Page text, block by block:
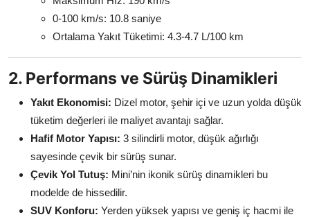
0-100 km/s: 10.8 saniye
Ortalama Yakıt Tüketimi: 4.3-4.7 L/100 km
2. Performans ve Sürüş Dinamikleri
Yakıt Ekonomisi: Dizel motor, şehir içi ve uzun yolda düşük
tüketim değerleri ile maliyet avantajı sağlar.
Hafif Motor Yapısı: 3 silindirli motor, düşük ağırlığı
sayesinde çevik bir sürüş sunar.
Çevik Yol Tutuş: Mini’nin ikonik sürüş dinamikleri bu
modelde de hissedilir.
SUV Konforu: Yerden yüksek yapısı ve geniş iç hacmi ile